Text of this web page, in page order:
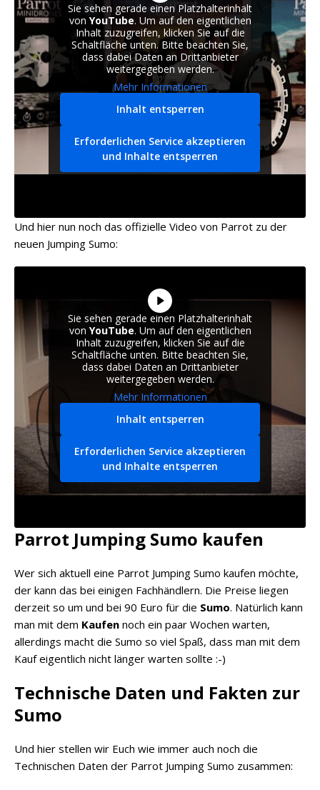
Sie sehen gerade einen Platzhalterinhalt
vonYouTube. Um auf den eigentlichen
Inhalt zuzugreifen, klicken Sie auf die
Schaltfläche unten. Bitte beachten Sie,
dass dabei Daten an Drittanbieter
weitergegeben werden.
Mehr Informationen
Inhalt entsperren
Erforderlichen Service akzeptieren
und Inhalte entsperren
Und hier nun noch das offizielle Video von Parrot zu der
neuen Jumping Sumo:
Sie sehen gerade einen Platzhalterinhalt
vonYouTube. Um auf den eigentlichen
Inhalt zuzugreifen, klicken Sie auf die
Schaltfläche unten. Bitte beachten Sie,
dass dabei Daten an Drittanbieter
weitergegeben werden.
Mehr Informationen
Inhalt entsperren
Erforderlichen Service akzeptieren
und Inhalte entsperren
Parrot Jumping Sumo kaufen
Wer sich aktuell eine Parrot Jumping Sumo kaufen möchte,
der kann das bei einigen Fachhändlern. Die Preise liegen
derzeit so um und bei 90 Euro für die Sumo. Natürlich kann
man mit dem Kaufen noch ein paar Wochen warten,
allerdings macht die Sumo so viel Spaß, dass man mit dem
Kauf eigentlich nicht länger warten sollte :-)
Technische Daten und Fakten zur
Sumo
Und hier stellen wir Euch wie immer auch noch die
Technischen Daten der Parrot Jumping Sumo zusammen: